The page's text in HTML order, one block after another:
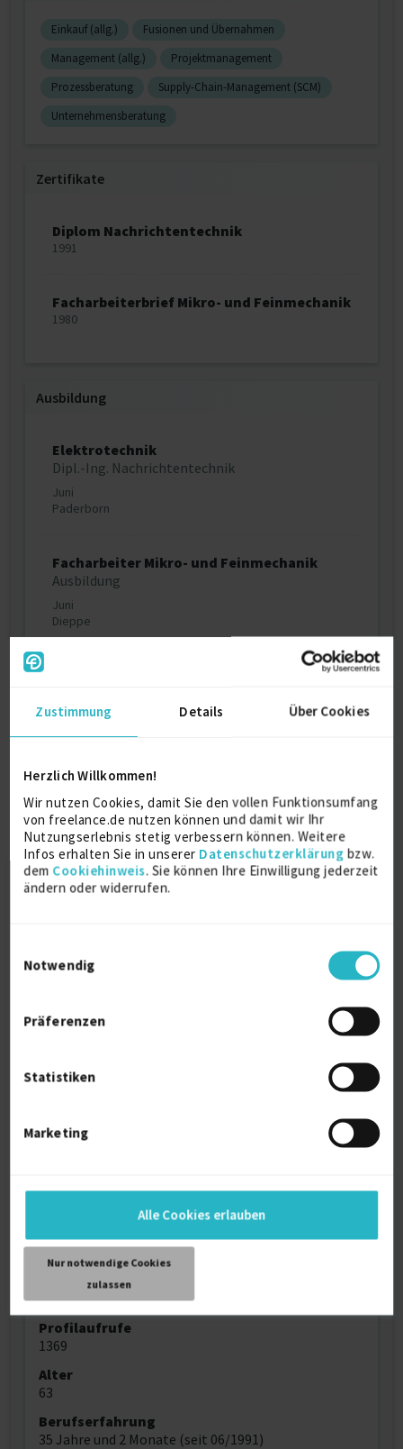
Zustimmung Details Über Cookies
Herzlich Willkommen!
Wir nutzen Cookies, damit Sie den vollen Funktionsumfang
von freelance.de nutzen können und damit wir Ihr
Nutzungserlebnis stetig verbessern können. Weitere
Infos erhalten Sie in unserer Datenschutzerklärung bzw.
dem Cookiehinweis. Sie können Ihre Einwilligung jederzeit
ändern oder widerrufen.
Notwendig
Präferenzen
Statistiken
Marketing
Alle Cookies erlauben
Nur notwendige Cookies
zulassen
Einkauf (allg.)
Fusionen und Übernahmen
Management (allg.)
Projektmanagement
Prozessberatung
Supply-Chain-Management (SCM)
Unternehmensberatung
Zertifikate
Diplom Nachrichtentechnik
1991
Facharbeiterbrief Mikro- und Feinmechanik
1980
Ausbildung
Elektrotechnik
Dipl.-Ing. Nachrichtentechnik
Juni
Paderborn
Facharbeiter Mikro- und Feinmechanik
Ausbildung
Juni
Dieppe
- Fabrikplanung
- Kostenoptimierung
- Prozess-Beratung / -Analyse
- Qualitätsmanagement
- Risikomanagement / Compliance
- Abteilungsleitung
- Business Development
Einführung Six Sigma, Korrektur- u.
Qualiitätskosten, Best Practice Programme.
Persönliche Daten
Sprache
Englisch (Fließend)
Italienisch (Fließend)
Weltweit
Arbeitserlaubnis
Europäische Union
Profilaufrufe
1369
Alter
63
Berufserfahrung
35 Jahre und 2 Monate (seit 06/1991)